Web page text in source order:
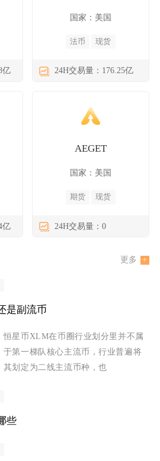
亿
国家：美国
法币 现货
24H交易量：176.25亿
亿
AEGET
国家：美国
期货 现货
24H交易量：0
更多
是副流币
恒星币XLM在币圈行业划分里并不属
于第一梯队核心主流币，行业普遍将
其划定为二线主流币种，也
些